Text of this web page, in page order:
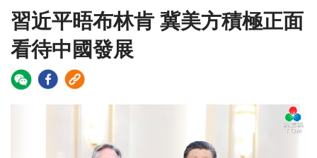
習近平晤布林肯 冀美方積極正面
看待中國發展